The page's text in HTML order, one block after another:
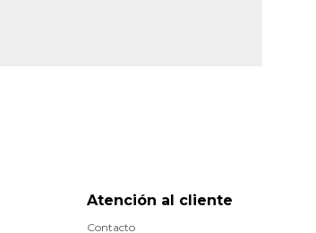
Atención al cliente
Contacto